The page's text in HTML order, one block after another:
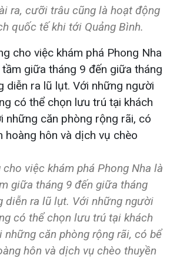
ra, cưỡi trâu cũng là hoạt động
quốc tế khi tới Quảng Bình.
việc khám phá Phong Nha là
giữa tháng 9 đến giữa tháng
diễn ra lũ lụt. Với những người
có thể chọn lưu trú tại khách
những căn phòng rộng rãi, có bể
hôn và dịch vụ chèo thuyền